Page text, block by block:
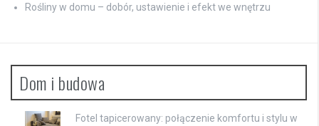
Rośliny w domu – dobór, ustawienie i efekt we wnętrzu
Dom i budowa
Fotel tapicerowany: połączenie komfortu i stylu w